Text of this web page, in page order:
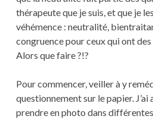
thérapeute que je suis, et que je
véhémence : neutralité,
congruence pour ceux qui ont
Alors que faire ?!?
Pour commencer, veiller à y
questionnement sur le papier. J’ai
prendre en photo dans